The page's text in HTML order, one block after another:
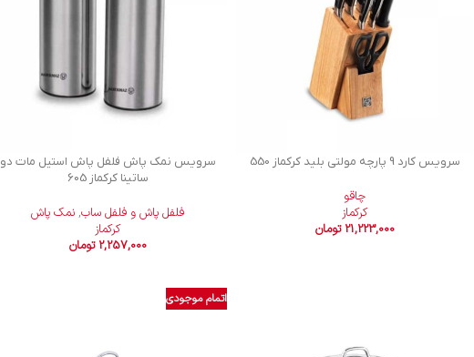
سرویس کارد 9 پارچه مولتی بلید کرکماز 550
چاقو
کرکماز
21,223,000 تومان
سرویس نمک پاش فلفل پاش استیل مات دو
ساتینا کرکماز 605
فلفل پاش و فلفل ساب, نمک پاش
کرکماز
2,257,000 تومان
اتمام موجودی